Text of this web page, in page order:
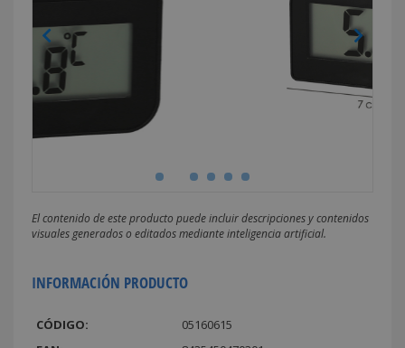
El contenido de este producto puede incluir descripciones y contenidos
visuales generados o editados mediante inteligencia artificial.
INFORMACIÓN PRODUCTO
CÓDIGO:
05160615